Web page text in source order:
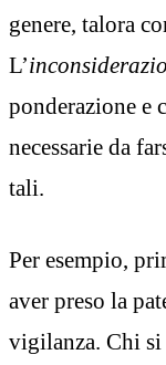
genere, talora
L’
ponderazione e
necessarie da
tali.
Per esempio,
aver preso la
vigilanza. Chi si